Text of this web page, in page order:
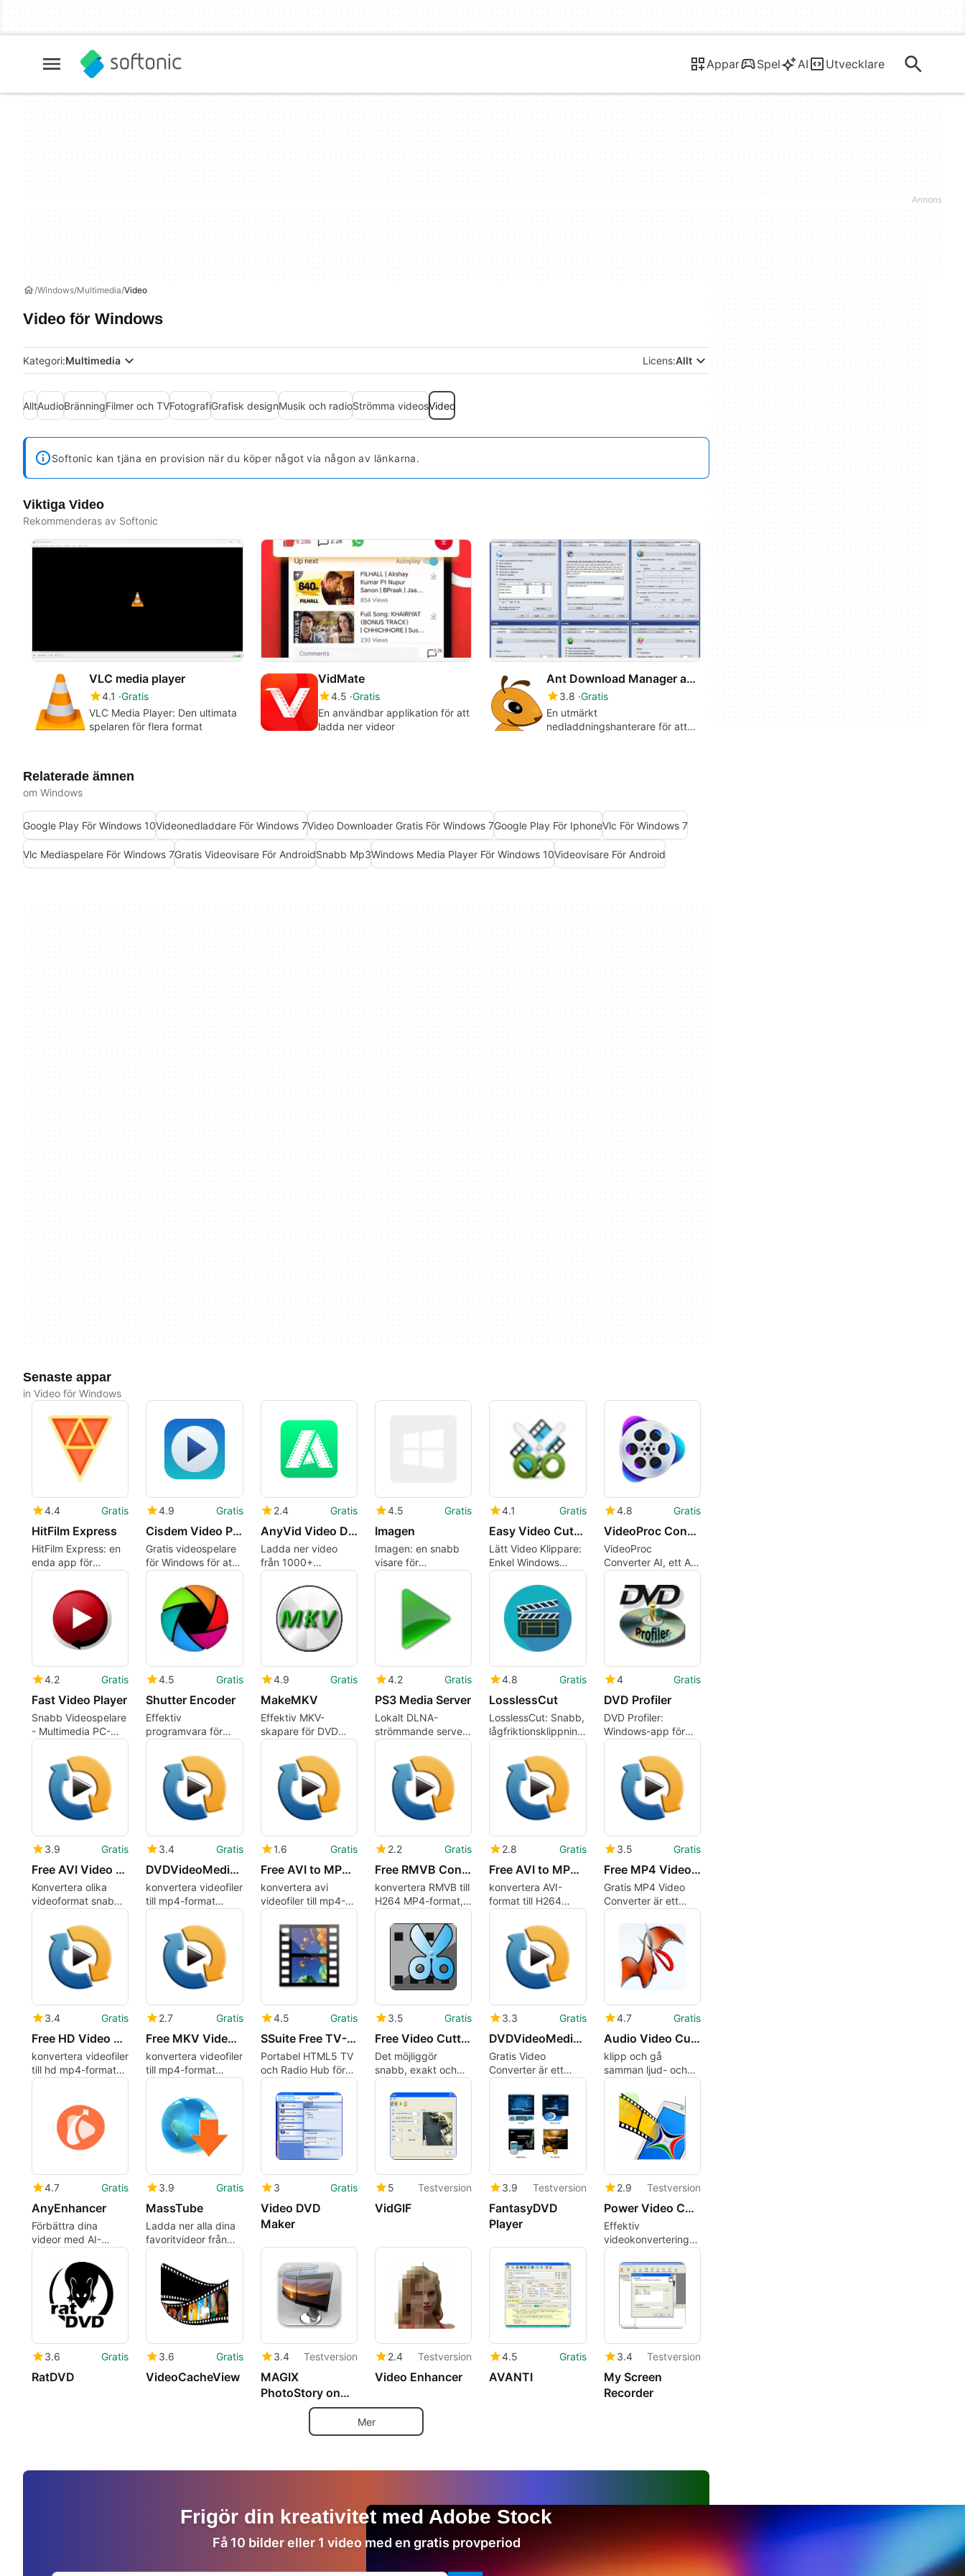
Appar Spel AI Utvecklare
Windows Multimedia Video
Video för Windows
Kategori:Multimedia Licens:Allt
AlltAudioBränningFilmer och TVFotografiGrafisk designMusik och radioStrömma videosVideo
Softonic kan tjäna en provision när du köper något via någon av länkarna.
Viktiga Video
Rekommenderas av Softonic
VLC media player
4.1 Gratis
VLC Media Player: Den ultimata
spelaren för flera format
VidMate
4.5 Gratis
En användbar applikation för att
ladda ner videor
Ant Download Manager and Video Downloader
3.8 Gratis
En utmärkt
nedladdningshanterare för att
Relaterade ämnen
om Windows
Google Play För Windows 10Videonedladdare För Windows 7Video Downloader Gratis För Windows 7Google Play För IphoneVlc För Windows 7
Vlc Mediaspelare För Windows 7Gratis Videovisare För AndroidSnabb Mp3Windows Media Player För Windows 10Videovisare För Android
Senaste appar
in Video för Windows
4.4 Gratis
HitFilm Express
HitFilm Express: en
enda app för
redigering och
visuella effekter
4.9 Gratis
Cisdem Video Player
Gratis videospelare
för Windows för att
spela alla mediefiler
2.4 Gratis
AnyVid Video Downloader
Ladda ner video
från 1000+
webbplatser
4.5 Gratis
Imagen
Imagen: en snabb
visare för
bildsekvenser och
tekniskt material
4.1 Gratis
Easy Video Cutter
Lätt Video Klippare:
Enkel Windows
verktyg för snabba
trimningar
4.8 Gratis
VideoProc Converter AI
VideoProc
Converter AI, ett AI-
verktyg för video
förbättring
4.2 Gratis
Fast Video Player
Snabb Videospelare
- Multimedia PC-
verktyg
4.5 Gratis
Shutter Encoder
Effektiv
programvara för
videoredigering och
kodning
4.9 Gratis
MakeMKV
Effektiv MKV-
skapare för DVD
och Blu-ray
4.2 Gratis
PS3 Media Server
Lokalt DLNA-
strömmande server
för konsoler, smarta
TV-apparater och
telefoner
4.8 Gratis
LosslessCut
LosslessCut: Snabb,
lågfriktionsklippning
och remuxing för
stora videoklipp
4 Gratis
DVD Profiler
DVD Profiler:
Windows-app för
katalogisering av
mediesamlingar
3.9 Gratis
Free AVI Video Converter
Konvertera olika
videoformat snabbt
och enkelt
3.4 Gratis
DVDVideoMedia Free 3GP Video Converter
konvertera videofiler
till mp4-format
snabbt
1.6 Gratis
Free AVI to MP4 Converter
konvertera avi
videofiler till mp4-
format snabbt
2.2 Gratis
Free RMVB Converter
konvertera RMVB till
H264 MP4-format,
etc
2.8 Gratis
Free AVI to MP4 Converter
konvertera AVI-
format till H264
MP4-format, etc
3.5 Gratis
Free MP4 Video Converter
Gratis MP4 Video
Converter är ett
funktionsrikt,
användarvänligt
professionellt
verktyg för
videokonvertering
3.4 Gratis
Free HD Video Converter
konvertera videofiler
till hd mp4-format
enkelt
2.7 Gratis
Free MKV Video Converter
konvertera videofiler
till mp4-format
enkelt
4.5 Gratis
SSuite Free TV-App
Portabel HTML5 TV
och Radio Hub för
Windows Skrivbord
3.5 Gratis
Free Video Cutter Joiner
Det möjliggör
snabb, exakt och
förlustfri
videodelning och
sammanslagning
3.3 Gratis
DVDVideoMedia Free Video Converter
Gratis Video
Converter är ett
funktionsrikt,
användarvänligt
professionellt
verktyg för
videokonvertering
4.7 Gratis
Audio Video Cutter Joiner Suite
klipp och gå
samman ljud- och
videofiler snabbt
och utan förlust
4.7 Gratis
AnyEnhancer
Förbättra dina
videor med AI-
teknologi
3.9 Gratis
MassTube
Ladda ner alla dina
favoritvideor från
YouTube
3 Gratis
Video DVD
Maker
5 Testversion
VidGIF
3.9 Testversion
FantasyDVD
Player
2.9 Testversion
Power Video Converter
Effektiv
videokonvertering
med Power Video
Converter
3.6 Gratis
RatDVD
3.6 Gratis
VideoCacheView
3.4 Testversion
MAGIX
PhotoStory on
CD & DVD
2.4 Testversion
Video Enhancer
4.5 Gratis
AVANTI
3.4 Testversion
My Screen
Recorder
Mer
Frigör din kreativitet med Adobe Stock
Få 10 bilder eller 1 video med en gratis provperiod